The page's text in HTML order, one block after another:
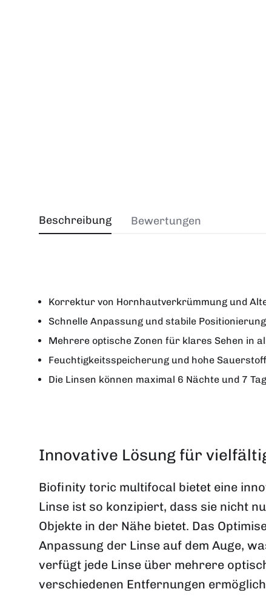
Beschreibung
Korrektur von Hornhautverkrümmung und
Schnelle Anpassung und stabile
Mehrere optische Zonen für klares Sehen in
Feuchtigkeitsspeicherung und hohe
Die Linsen können maximal 6 Nächte und 7
Innovative Lösung für
Biofinity toric multifocal bietet eine
Linse ist so konzipiert, dass sie nicht
Objekte in der Nähe bietet. Das
Anpassung der Linse auf dem Auge,
verfügt jede Linse über mehrere
verschiedenen Entfernungen
Bewertungen